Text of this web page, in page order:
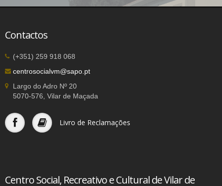
Contactos
(+351) 259 918 068
centrosocialvm@sapo.pt
Largo do Adro Nº 20
5070-576, Vilar de Maçada
Livro de Reclamações
Centro Social, Recreativo e Cultural de Vilar de